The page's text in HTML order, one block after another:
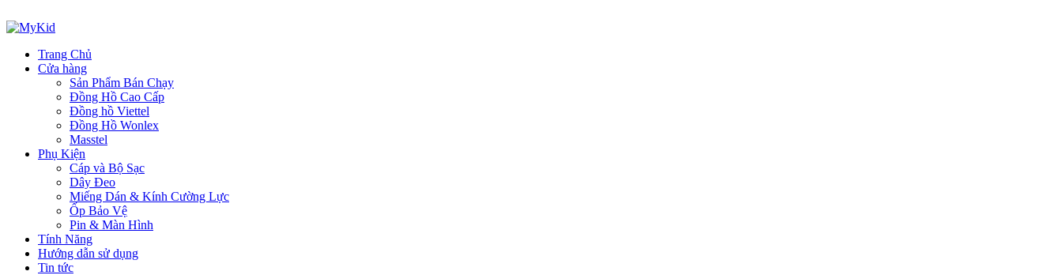
Trang Chủ
Cửa hàng
Sản Phẩm Bán Chạy
Đồng Hồ Cao Cấp
Đồng hồ Viettel
Đồng Hồ Wonlex
Masstel
Phụ Kiện
Cáp và Bộ Sạc
Dây Đeo
Miếng Dán & Kính Cường Lực
Ốp Bảo Vệ
Pin & Màn Hình
Tính Năng
Hướng dẫn sử dụng
Tin tức